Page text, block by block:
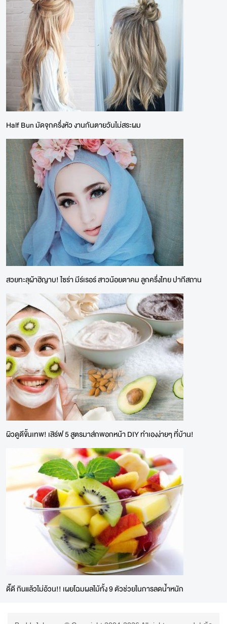
Half Bun มัดจุกครึ่งหัว งานกันตายวันไม่สระผม
สวยทะลุผ้าฮิญาบ! ไซร่า มีร์เรอร์ สาวน้อยตาคม ลูกครึ่งไทย ปากีสถาน
ผิวดูดีขั้นเทพ! เสิร์ฟ 5 สูตรมาส์กพอกหน้า DIY ทำเองง่ายๆ ที่บ้าน!
ดี๊ดี กินแล้วไม่อ้วน!! เผยโฉมผลไม้ทั้ง 9 ตัวช่วยในการลดน้ำหนัก